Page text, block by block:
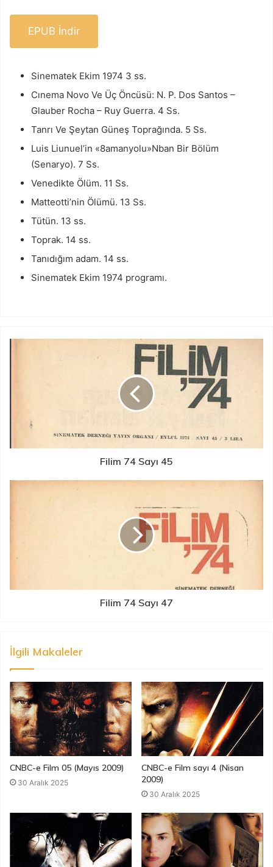
EPUB İndir
Sinematek Ekim 1974 3 ss.
Cınema Novo Ve Üç Öncüsü: N. P. Dos Santos –
Glauber Rocha – Ruy Guerra. 4 Ss.
Tanrı Ve Şeytan Güneş Toprağında. 5 Ss.
Luis Liunuel’in «8amanyolu»Nban Bir Bölüm
(Senaryo). 7 Ss.
Venedikte Ölüm. 11 Ss.
Matteotti’nin Ölümü. 13 Ss.
Tütün. 13 ss.
Toprak. 14 ss.
Tanıdığım adam. 14 ss.
Sinematek Ekim 1974 programı.
Filim 74 Sayı 45
Filim 74 Sayı 47
İlgili Makaleler
CNBC-e Film 05 (Mayıs 2009)
30 Aralık 2025
CNBC-e Film sayı 4 (Nisan
2009)
30 Aralık 2025